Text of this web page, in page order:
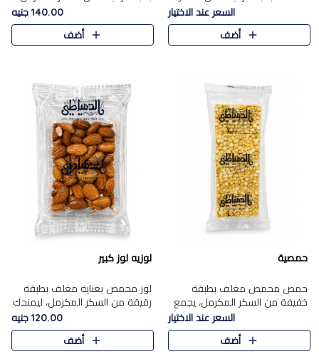
المكرمل، لتقدم طعم السمسم
المميز وقرمشتة التي ارتبطت ببهجة
المولد عبر الأجيال.
السعر عند الاختيار
أضف
يجمع بين النكهة الغنية ناتي
والقرمشة الراقية المرضية في
حلوى شرقية أنيقه بطابع مميز.
140.00 جنيه
أضف
حمصية
حمص محمص مغلف بطبقة
خفيفة من السكر المكرمل، يجمع
بين القرمشة المميزة والطعم
الشرقي الأصيل في واحدة من أشهر
حلويات الموسم.
السعر عند الاختيار
أضف
لوزيه لوز كبير
لوز محمص بعناية مغلف بطبقة
رقيقة من السكر المكرمل، ليمنحك
قرمشة راقية ونكهة غنية تبرز
فخامة اللوز في كل قطعة.
120.00 جنيه
أضف